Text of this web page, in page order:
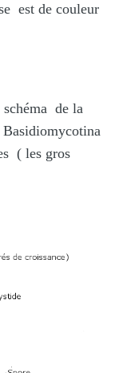
est de couleur
de la
Basidiomycotina
( les gros